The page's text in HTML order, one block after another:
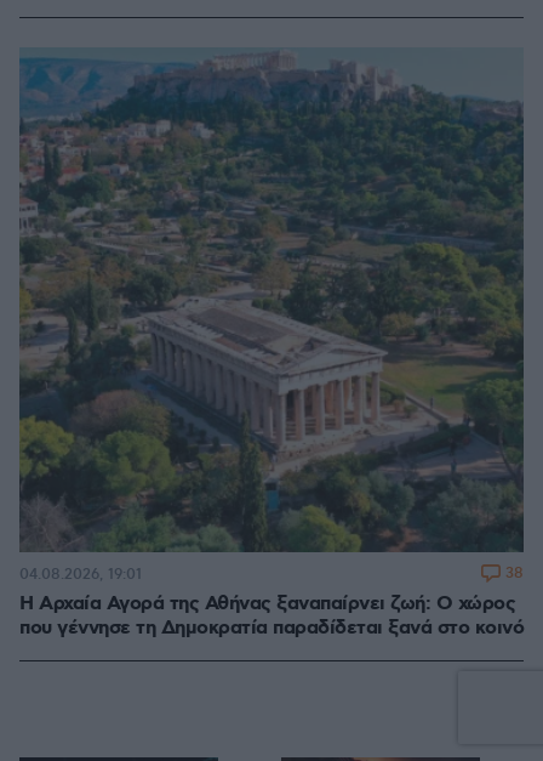
Η Αρχαία Αγορά της Αθήνας ξαναπαίρνει ζωή: Ο χώρος
που γέννησε τη Δημοκρατία παραδίδεται ξανά στο κοινό
04.08.2026, 19:01 38